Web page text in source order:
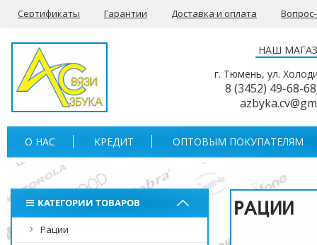
Сертификаты Гарантии Доставка и оплата
НАШ
г. Тюмень, ул.
8 (3452) 49-68-68
О НАС КРЕДИТ ОПТОВЫМ ПОКУПАТЕЛЯМ
КАТЕГОРИИ ТОВАРОВ
Рации